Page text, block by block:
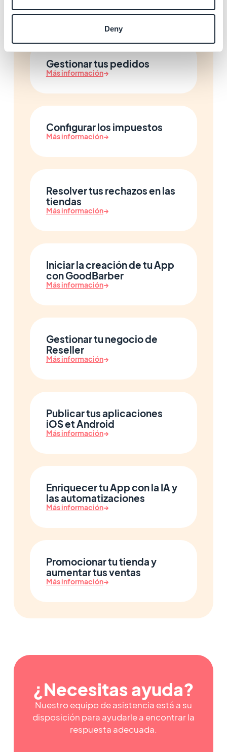
Deny
Más información→
Gestionar tus pedidos
Más información→
Configurar los impuestos
Más información→
Resolver tus rechazos en las
tiendas
Más información→
Iniciar la creación de tu App
con GoodBarber
Más información→
Gestionar tu negocio de
Reseller
Más información→
Publicar tus aplicaciones
iOS et Android
Más información→
Enriquecer tu App con la IA y
las automatizaciones
Más información→
Promocionar tu tienda y
aumentar tus ventas
Más información→
¿Necesitas ayuda?
Nuestro equipo de asistencia está a su
disposición para ayudarle a encontrar la
respuesta adecuada.